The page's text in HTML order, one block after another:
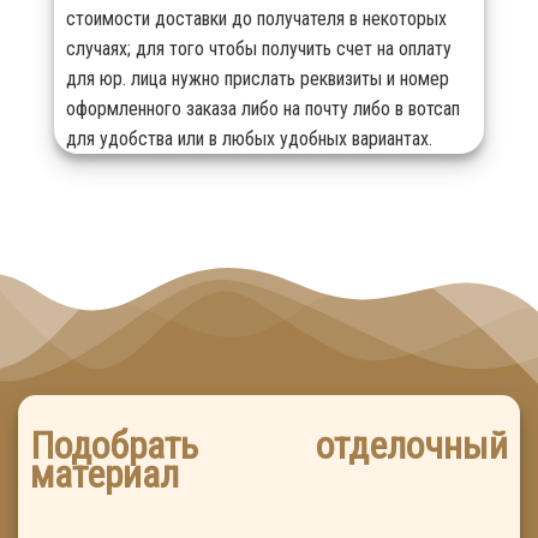
стоимости доставки до получателя в некоторых
случаях; для того чтобы получить счет на оплату
для юр. лица нужно прислать реквизиты и номер
оформленного заказа либо на почту либо в вотсап
для удобства или в любых удобных вариантах.
Подобрать отделочный
материал